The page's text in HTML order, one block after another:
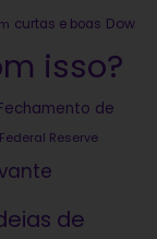
curtas e boas Dow
isso?
de
Federal Reserve
de